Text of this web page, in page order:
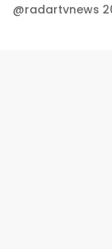
@radartvnews